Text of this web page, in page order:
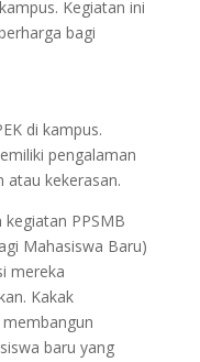
Kegiatan ini
bagi
di kampus.
pengalaman
atau kekerasan.
PPSMB
Mahasiswa Baru)
mereka
Kakak
baru yang